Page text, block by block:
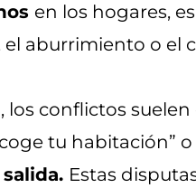
en los hogares,
el aburrimiento o
los conflictos
tu habitación” o
Estas